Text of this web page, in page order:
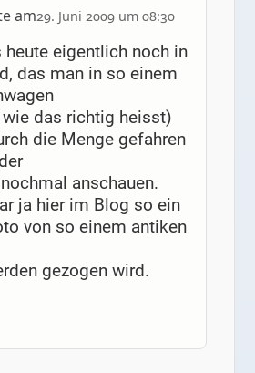
am29. Juni 2009 um 08:30
heute eigentlich noch in
das man in so einem
das richtig heisst)
die Menge gefahren
anschauen.
ja hier im Blog so ein
von so einem antiken
gezogen wird.